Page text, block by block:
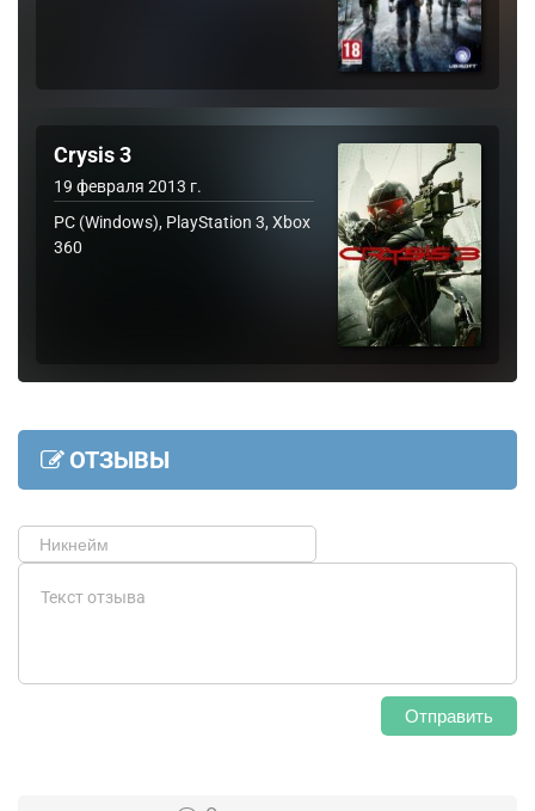
Crysis 3
19 февраля 2013 г.
PC (Windows), PlayStation 3, Xbox
360
ОТЗЫВЫ
Отправить